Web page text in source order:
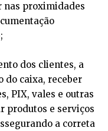
nas proximidades
dos clientes, a
do caixa, receber
PIX, vales e outras
produtos e serviços
a correta